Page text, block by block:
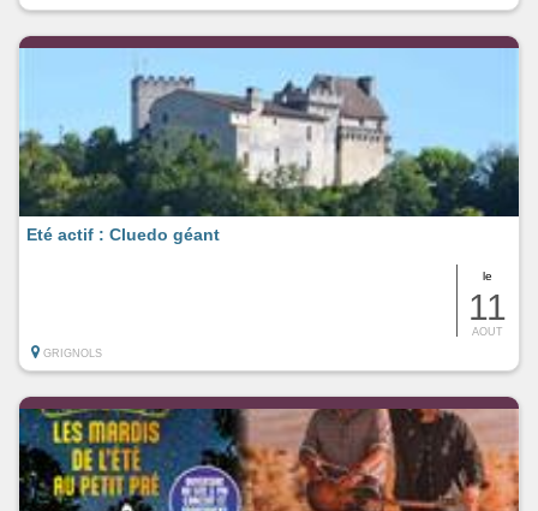
le
11
AOUT
Eté actif : Cluedo géant
GRIGNOLS